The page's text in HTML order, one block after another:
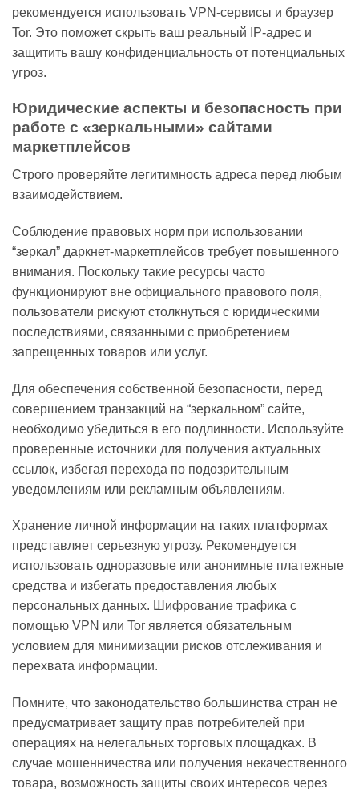
рекомендуется использовать VPN-сервисы и браузер
Tor. Это поможет скрыть ваш реальный IP-адрес и
защитить вашу конфиденциальность от потенциальных
угроз.
Юридические аспекты и безопасность при
работе с «зеркальными» сайтами
маркетплейсов
Строго проверяйте легитимность адреса перед любым
взаимодействием.
Соблюдение правовых норм при использовании
“зеркал” даркнет-маркетплейсов требует повышенного
внимания. Поскольку такие ресурсы часто
функционируют вне официального правового поля,
пользователи рискуют столкнуться с юридическими
последствиями, связанными с приобретением
запрещенных товаров или услуг.
Для обеспечения собственной безопасности, перед
совершением транзакций на “зеркальном” сайте,
необходимо убедиться в его подлинности. Используйте
проверенные источники для получения актуальных
ссылок, избегая перехода по подозрительным
уведомлениям или рекламным объявлениям.
Хранение личной информации на таких платформах
представляет серьезную угрозу. Рекомендуется
использовать одноразовые или анонимные платежные
средства и избегать предоставления любых
персональных данных. Шифрование трафика с
помощью VPN или Tor является обязательным
условием для минимизации рисков отслеживания и
перехвата информации.
Помните, что законодательство большинства стран не
предусматривает защиту прав потребителей при
операциях на нелегальных торговых площадках. В
случае мошенничества или получения некачественного
товара, возможность защиты своих интересов через